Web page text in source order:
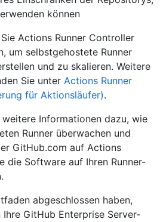
können
Actions Runner Controller
um selbstgehostete Runner
und zu skalieren. Weitere
Sie unter Actions Runner
für Aktionsläufer).
Informationen dazu, wie
Runner überwachen und
GitHub.com auf Actions
die Software auf Ihren Runner-
abgeschlossen haben,
GitHub Enterprise Server-